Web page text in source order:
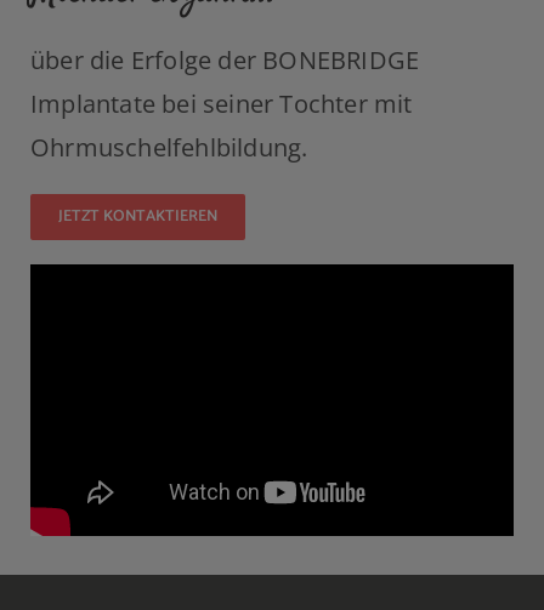
über die Erfolge der BONEBRIDGE
Implantate bei seiner Tochter mit
Ohrmuschelfehlbildung.
JETZT KONTAKTIEREN